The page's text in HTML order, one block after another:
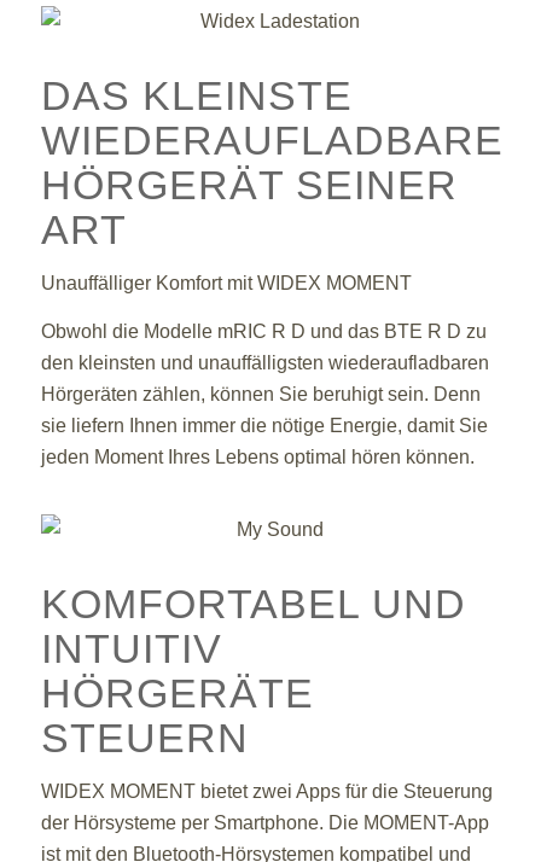
DAS KLEINSTE
WIEDERAUFLADBARE
HÖRGERÄT SEINER
ART
Unauffälliger Komfort mit WIDEX MOMENT
Obwohl die Modelle mRIC R D und das BTE R D zu
den kleinsten und unauffälligsten wiederaufladbaren
Hörgeräten zählen, können Sie beruhigt sein. Denn
sie liefern Ihnen immer die nötige Energie, damit Sie
jeden Moment Ihres Lebens optimal hören können.
KOMFORTABEL UND
INTUITIV
HÖRGERÄTE
STEUERN
WIDEX MOMENT bietet zwei Apps für die Steuerung
der Hörsysteme per Smartphone. Die MOMENT-App
ist mit den Bluetooth-Hörsystemen kompatibel und